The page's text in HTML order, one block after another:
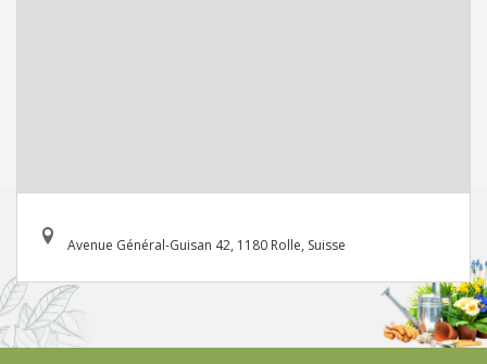
Avenue Général-Guisan 42, 1180 Rolle, Suisse